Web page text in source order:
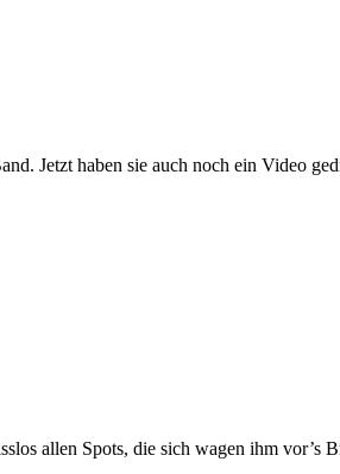
Jetzt haben sie auch noch ein Video
allen Spots, die sich wagen ihm vor’s